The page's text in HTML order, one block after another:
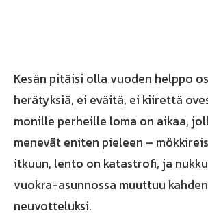
Kesän pitäisi olla vuoden helppo
herätyksiä, ei eväitä, ei kiirettä
monille perheille loma on aikaa,
menevät eniten pieleen –
itkuun, lento on katastrofi, ja
vuokra-asunnossa muuttuu
neuvotteluksi.